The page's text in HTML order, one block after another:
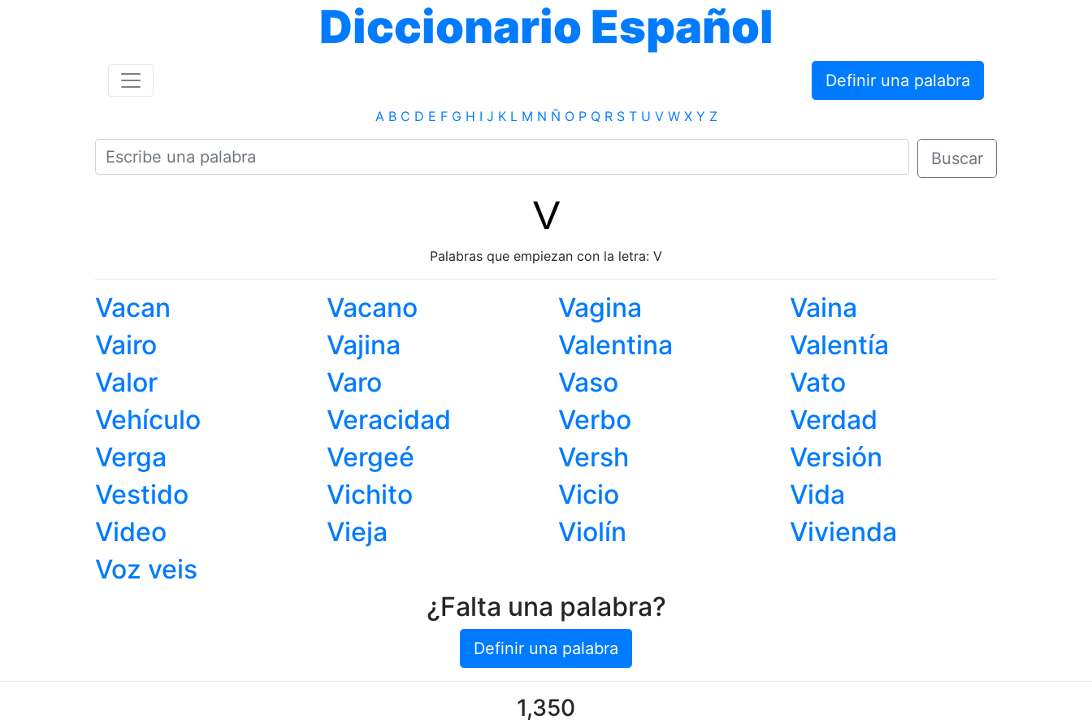
Diccionario Español
Definir una palabra
A B C D E F G H I J K L M N Ñ O P Q R S T U V W X Y Z
Buscar
V
Palabras que empiezan con la letra: V
Vacan Vacano Vagina
Vaina
Vairo
Vajina Valentina
Valentía
Valor
Varo Vaso
Vato
Vehículo
Veracidad Verbo
Verdad
Verga
Vergeé Versh
Versión
Vestido
Vichito Vicio
Vida
Video
Vieja Violín
Vivienda
Voz veis
¿Falta una palabra?
Definir una palabra
1,350